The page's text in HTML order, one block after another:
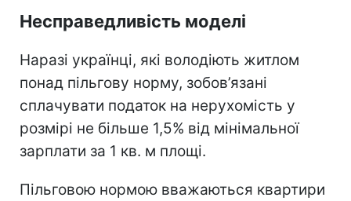
Несправедливість моделі
Наразі українці, які володіють житлом
понад пільгову норму, зобов’язані
сплачувати податок на нерухомість у
розмірі не більше 1,5% від мінімальної
зарплати за 1 кв. м площі.
Пільговою нормою вважаються квартири